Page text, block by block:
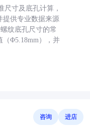
尺寸及底孔计算，
提供专业数据来源
纹底孔尺寸的常
（Φ5.18mm），并
咨询 进店